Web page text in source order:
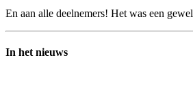
En aan alle deelnemers! Het was een
In het nieuws